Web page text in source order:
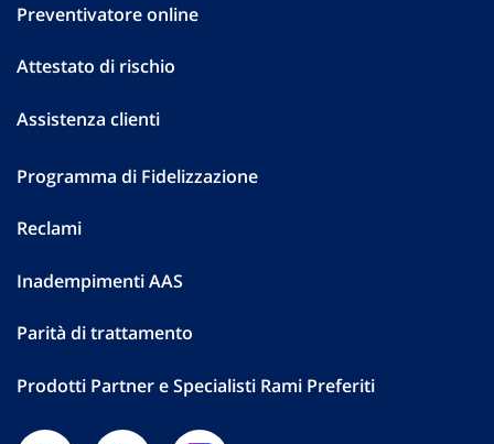
Preventivatore online
Attestato di rischio
Assistenza clienti
Programma di Fidelizzazione
Reclami
Inadempimenti AAS
Parità di trattamento
Prodotti Partner e Specialisti Rami Preferiti